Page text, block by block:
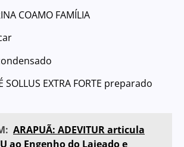
COAMO FAMÍLIA
EXTRA FORTE preparado
ARAPUÃ: ADEVITUR articula
ao Engenho do Lajeado e